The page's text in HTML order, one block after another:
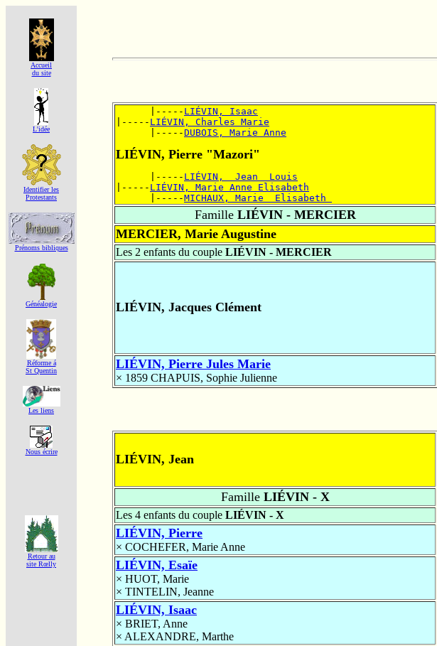
Accueil
du site
L'idée
Identifier les
Protestants
Prénoms bibliques
Généalogie
Réforme á
St Quentin
Les liens
Nous écrire
Retour au
site Rœlly
      |-----
LIÉVIN, Isaac
|----- LIÉVIN, Charles Marie
      |-----
DUBOIS, Marie Anne
LIÉVIN, Pierre "Mazori"
      |-----
LIÉVIN,  Jean  Louis
|----- LIÉVIN, Marie Anne Elisabeth
      |-----
MICHAUX, Marie  Elisabeth
FamilleLIÉVIN - MERCIER
MERCIER, Marie Augustine
Les 2 enfants du couple LIÉVIN - MERCIER
LIÉVIN, Jacques Clément
LIÉVIN, Pierre Jules Marie
× 1859 CHAPUIS, Sophie Julienne
LIÉVIN, Jean
FamilleLIÉVIN - X
Les 4 enfants du couple LIÉVIN - X
LIÉVIN, Pierre
× COCHEFER, Marie Anne
LIÉVIN, Esaïe
× HUOT, Marie
× TINTELIN, Jeanne
LIÉVIN, Isaac
× BRIET, Anne
× ALEXANDRE, Marthe